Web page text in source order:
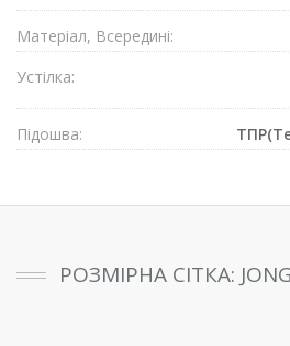
Матеріал, Всередині:
Устілка:
Підошва:
РОЗМІРНА СІТКА: